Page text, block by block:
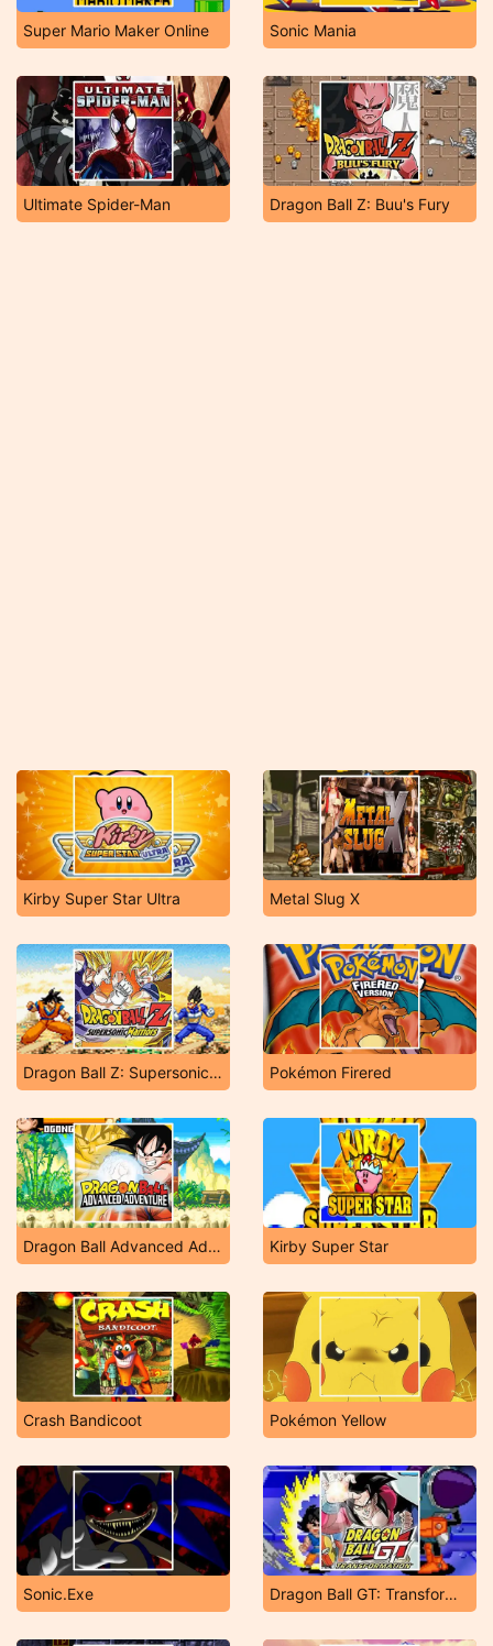
Super Mario Maker Online Sonic Mania
Ultimate Spider-Man Dragon Ball Z: Buu's Fury
Kirby Super Star Ultra Metal Slug X
Dragon Ball Z: Supersonic Warriors Pokémon Firered
Dragon Ball Advanced Adventure Kirby Super Star
Crash Bandicoot Pokémon Yellow
Sonic.Exe Dragon Ball GT: Transformation